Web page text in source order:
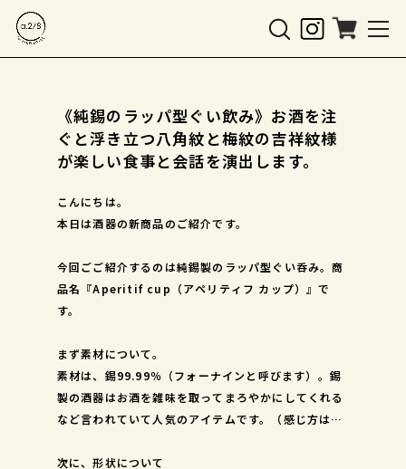
《純錫のラッパ型ぐい飲み》お酒を注
ぐと浮き立つ八角紋と梅紋の吉祥紋様
が楽しい食事と会話を演出します。
こんにちは。
本日は酒器の新商品のご紹介です。
今回ごご紹介するのは純錫製のラッパ型ぐい呑み。商
品名『Aperitif cup（アペリティフ カップ）』で
す。
まず素材について。
素材は、錫99.99％（フォーナインと呼びます）。錫
製の酒器はお酒を雑味を取ってまろやかにしてくれる
など言われていて人気のアイテムです。（感じ方は個
次に、形状について